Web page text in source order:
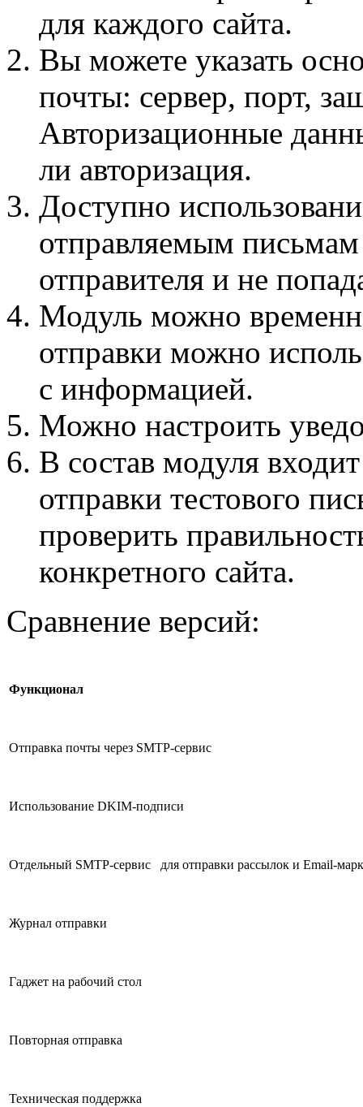
для каждого сайта.
Вы можете указать
почты: сервер, порт,
Авторизационные
ли авторизация.
Доступно
отправляемым
отправителя и не
Модуль можно
отправки можно
с информацией.
Можно настроить
В состав модуля
отправки тестового
проверить
конкретного сайта.
Сравнение версий:
Функционал
Отправка почты через SMTP-сервис
Использование DKIM-подписи
Отдельный SMTP-сервис для отправки рассылок и Email-
Журнал отправки
Гаджет на рабочий стол
Повторная отправка
Техническая поддержка